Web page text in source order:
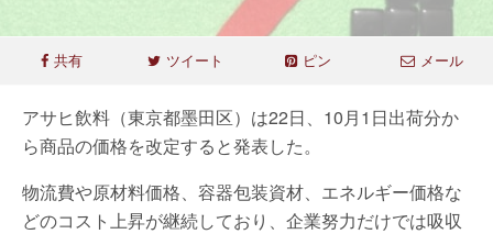
共有 ツイート ピン メール
アサヒ飲料（東京都墨田区）は22日、10月1日出荷分か
ら商品の価格を改定すると発表した。
物流費や原材料価格、容器包装資材、エネルギー価格な
どのコスト上昇が継続しており、企業努力だけでは吸収